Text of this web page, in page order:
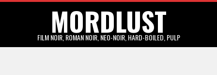
MORDLUST
FILM NOIR, ROMAN NOIR, NEO-NOIR, HARD-BOILED, PULP